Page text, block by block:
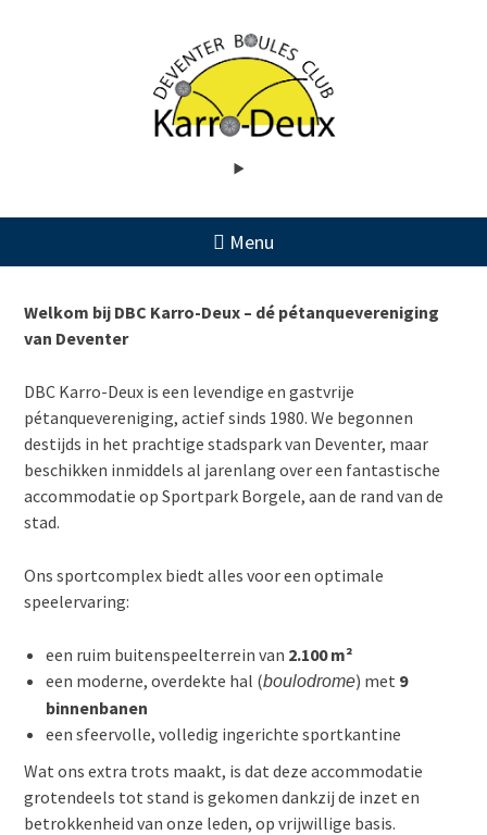
Menu
Welkom bij DBC Karro-Deux – dé pétanquevereniging
van Deventer
DBC Karro-Deux is een levendige en gastvrije
pétanquevereniging, actief sinds 1980. We begonnen
destijds in het prachtige stadspark van Deventer, maar
beschikken inmiddels al jarenlang over een fantastische
accommodatie op Sportpark Borgele, aan de rand van de
stad.
Ons sportcomplex biedt alles voor een optimale
speelervaring:
een ruim buitenspeelterrein van 2.100 m²
een moderne, overdekte hal (boulodrome) met 9
binnenbanen
een sfeervolle, volledig ingerichte sportkantine
Wat ons extra trots maakt, is dat deze accommodatie
grotendeels tot stand is gekomen dankzij de inzet en
betrokkenheid van onze leden, op vrijwillige basis.